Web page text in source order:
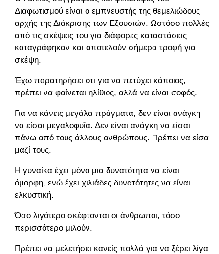
Διαφωτισμού είναι ο εμπνευστής της θεμελιώδους
αρχής της Διάκρισης των Εξουσιών. Ωστόσο πολλές
από τις σκέψεις του για διάφορες καταστάσεις
καταγράφηκαν και αποτελούν σήμερα τροφή για
σκέψη.
Έχω παρατηρήσει ότι για να πετύχει κάποιος,
πρέπει να φαίνεται ηλίθιος, αλλά να είναι σοφός.
Για να κάνεις μεγάλα πράγματα, δεν είναι ανάγκη
να είσαι μεγαλοφυΐα. Δεν είναι ανάγκη να είσαι
πάνω από τους άλλους ανθρώπους. Πρέπει να είσαι
μαζί τους.
Η γυναίκα έχει μόνο μια δυνατότητα να είναι
όμορφη, ενώ έχει χιλιάδες δυνατότητες να είναι
ελκυστική.
Όσο λιγότερο σκέφτονται οι άνθρωποι, τόσο
περισσότερο μιλούν.
Πρέπει να μελετήσει κανείς πολλά για να ξέρει λίγα.